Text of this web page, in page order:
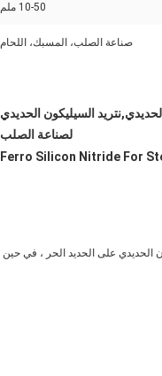
10-50 ملم
صناعة الصلب، المسبك، اللحام
السيليكون الحديدي
لصناعة الصلب
Ferro Silicon Nitride For
الحديدي على الحديد الحر ، في حين